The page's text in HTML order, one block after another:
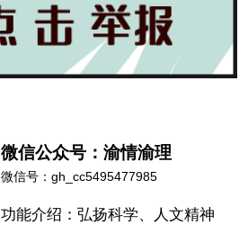
微信公众号：渝情渝理
微信号：gh_cc5495477985
功能介绍：弘扬科学、人文精神